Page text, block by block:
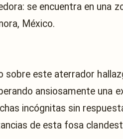
se encuentra en una
México.
sobre este aterrador
ansiosamente una
incógnitas sin
de esta fosa